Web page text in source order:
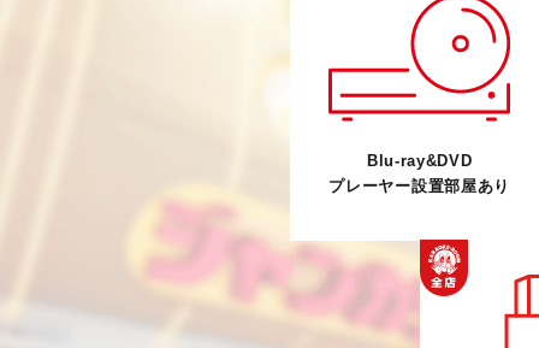
Blu-ray&DVD
プレーヤー設置部屋あり